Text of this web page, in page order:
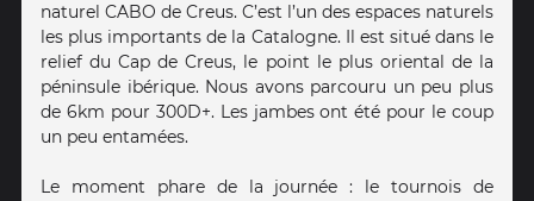
naturel CABO de Creus. C’est l’un des espaces naturels
les plus importants de la Catalogne. Il est situé dans le
relief du Cap de Creus, le point le plus oriental de la
péninsule ibérique. Nous avons parcouru un peu plus
de 6km pour 300D+. Les jambes ont été pour le coup
un peu entamées.
Le moment phare de la journée : le tournois de